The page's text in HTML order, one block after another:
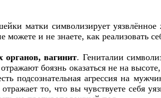
матки символизирует
и не знаете, как реализовать
вагинит. Гениталии
боязнь оказаться не на
подсознательная агрессия на
то, что вы чувствуете себя